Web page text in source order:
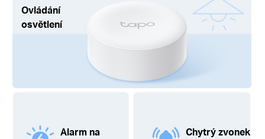
Ovládání
osvětlení
Alarm na
Chytrý zvonek